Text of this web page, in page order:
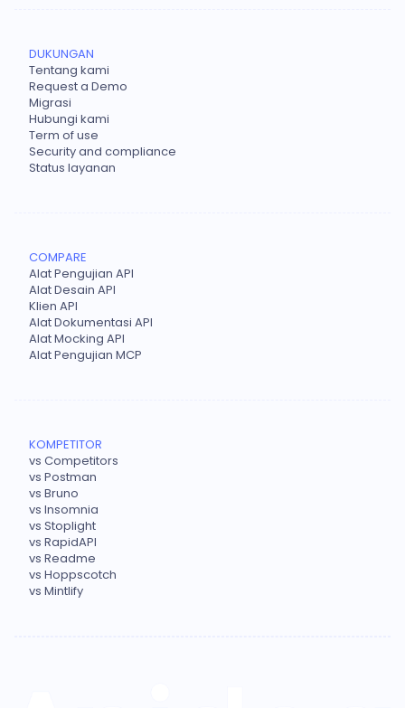
DUKUNGAN
Tentang kami
Request a Demo
Migrasi
Hubungi kami
Term of use
Security and compliance
Status layanan
COMPARE
Alat Pengujian API
Alat Desain API
Klien API
Alat Dokumentasi API
Alat Mocking API
Alat Pengujian MCP
KOMPETITOR
vs Competitors
vs Postman
vs Bruno
vs Insomnia
vs Stoplight
vs RapidAPI
vs Readme
vs Hoppscotch
vs Mintlify